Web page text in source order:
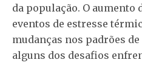
da população. O aumento
eventos de estresse
mudanças nos padrões
alguns dos desafios